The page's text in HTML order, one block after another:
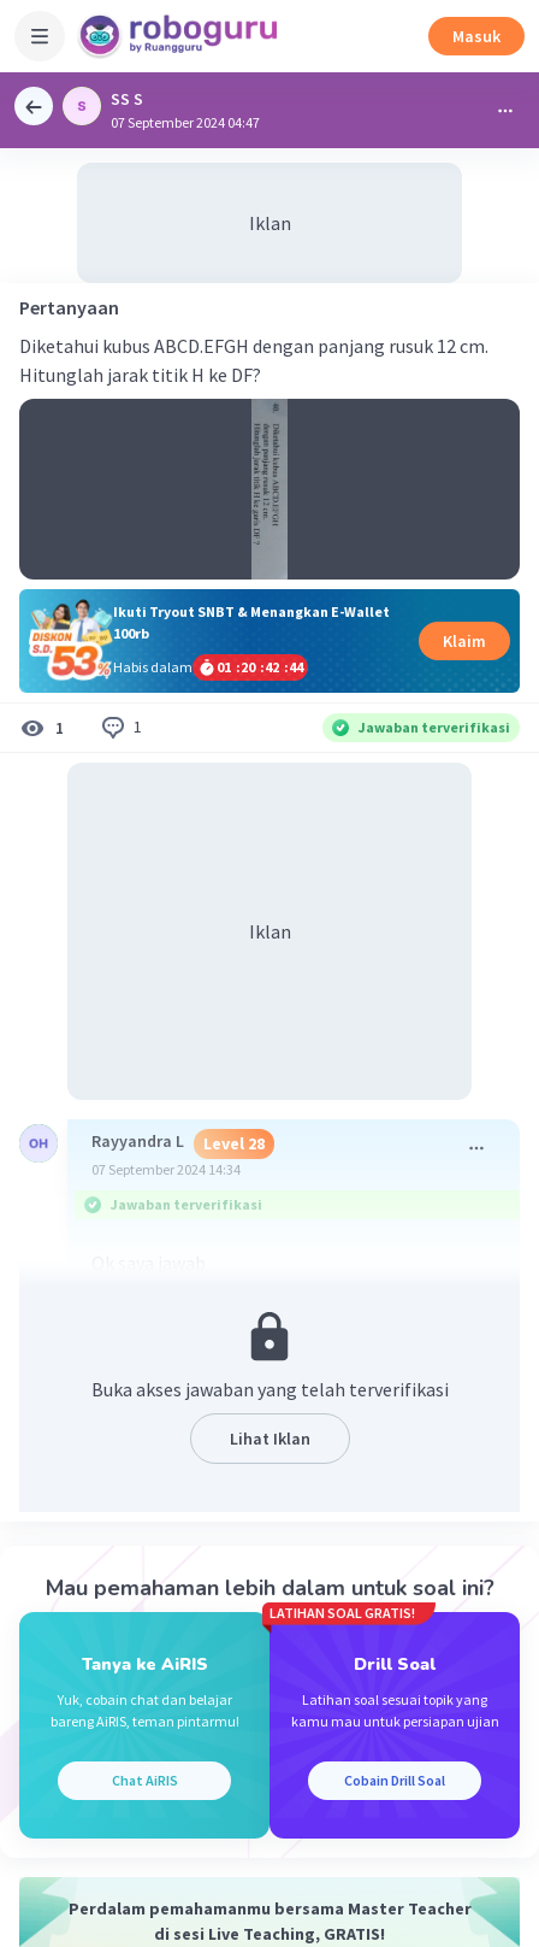
Masuk
SS S
07 September 2024 04:47
Iklan
Pertanyaan
Diketahui kubus ABCD.EFGH dengan panjang rusuk 12 cm.
Hitunglah jarak titik H ke DF?
Ikuti Tryout SNBT & Menangkan E-Wallet
100rb
Habis dalam
01 :20 :42 :44
Klaim
1 1 Jawaban terverifikasi
Iklan
Rayyandra L Level 28
07 September 2024 14:34
Jawaban terverifikasi
1. Kubus memiliki rusuk 12 cm
2. Titik H(12,12,0) dan diagonal DF
menghubungkan titik D(0,0,0) dan F(12,12,12).
3. Kita hitung jarak titik H ke garis diagonal DF
dengan rumus jarak titik ke garis menggunakan
Beri Rating·5.0
Rayyandra L Level 28
sama-sama atas jawabannya! 😉
Buka akses jawaban yang telah terverifikasi
Lihat Iklan
Mau pemahaman lebih dalam untuk soal ini?
Tanya ke AiRIS
Yuk, cobain chat dan belajar
bareng AiRIS, teman pintarmu!
Chat AiRIS
LATIHAN SOAL GRATIS!
Drill Soal
Latihan soal sesuai topik yang
kamu mau untuk persiapan ujian
Cobain Drill Soal
Perdalam pemahamanmu bersama Master Teacher
di sesi Live Teaching, GRATIS!